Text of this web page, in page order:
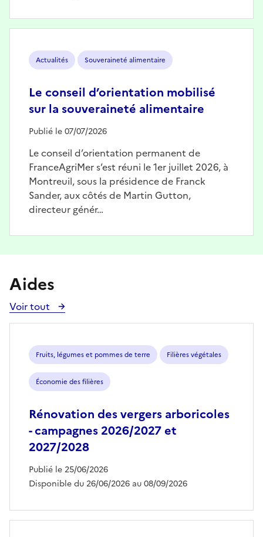
Actualités Souveraineté alimentaire
Le conseil d’orientation mobilisé
sur la souveraineté alimentaire
Publié le 07/07/2026
Le conseil d’orientation permanent de
FranceAgriMer s’est réuni le 1er juillet 2026, à
Montreuil, sous la présidence de Franck
Sander, aux côtés de Martin Gutton,
directeur génér…
Aides
Voir tout
Voir
toutes
aides
Fruits, légumes et pommes de terre Filières végétales
Économie des filières
Rénovation des vergers arboricoles
- campagnes 2026/2027 et
2027/2028
Publié le 25/06/2026
Disponible du 26/06/2026 au 08/09/2026